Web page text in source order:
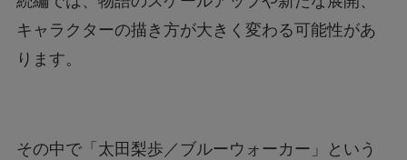
キャラクターの描き方が大きく変わる可能性があ
ります。
その中で「太田梨歩／ブルーウォーカー」という